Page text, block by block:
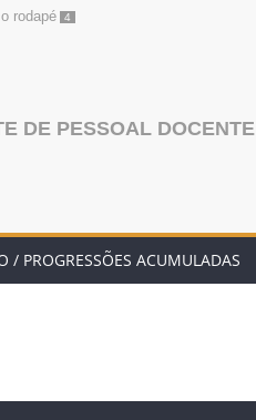
o rodapé 4
DE PESSOAL DOCENTE
/ PROGRESSÕES ACUMULADAS